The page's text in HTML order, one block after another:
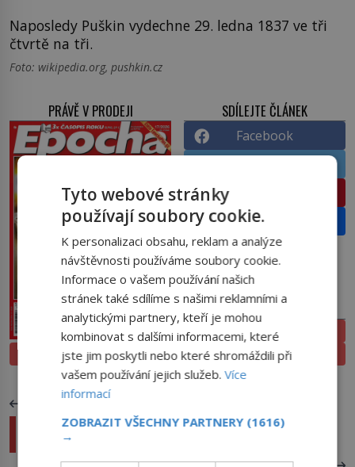
Naposledy Puškin vydechne 29. ledna 1837 ve tři
čtvrtě na tři.
Foto: wikipedia.org, pushkin.cz
PRÁVĚ V PRODEJI
PROLISTOVAT
SDÍLEJTE ČLÁNEK
Facebook
Email
PŘEDPLATNÉ
ELEKTRONICKÉ
TIŠTĚNÉ
Alkoholová rebelie: Proč se v Austrálii platilo
rumem?
Tyto webové stránky
používají soubory cookie.
K personalizaci obsahu, reklam a analýze
návštěvnosti používáme soubory cookie.
Informace o vašem používání našich
stránek také sdílíme s našimi reklamními a
analytickými partnery, kteří je mohou
kombinovat s dalšími informacemi, které
jste jim poskytli nebo které shromáždili při
vašem používání jejich služeb.Více
informací
ZOBRAZIT VŠECHNY PARTNERY (1616)
→